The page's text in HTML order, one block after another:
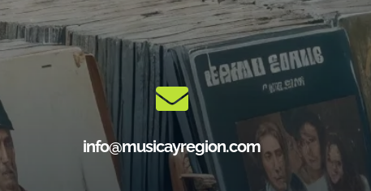
info@musicayregion.com